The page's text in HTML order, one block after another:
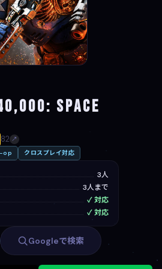
Space
82 ↗
op クロスプレイ対応
3人
3人まで
✓ 対応
✓ 対応
Googleで検索